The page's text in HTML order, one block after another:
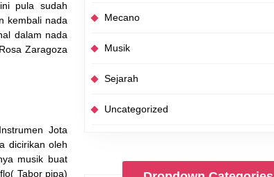
pula sudah
kembali nada
dalam nada
Zaragoza
Jota
dicirikan oleh
musik buat
Tabor pipa)
Mecano
Musik
Sejarah
Uncategorized